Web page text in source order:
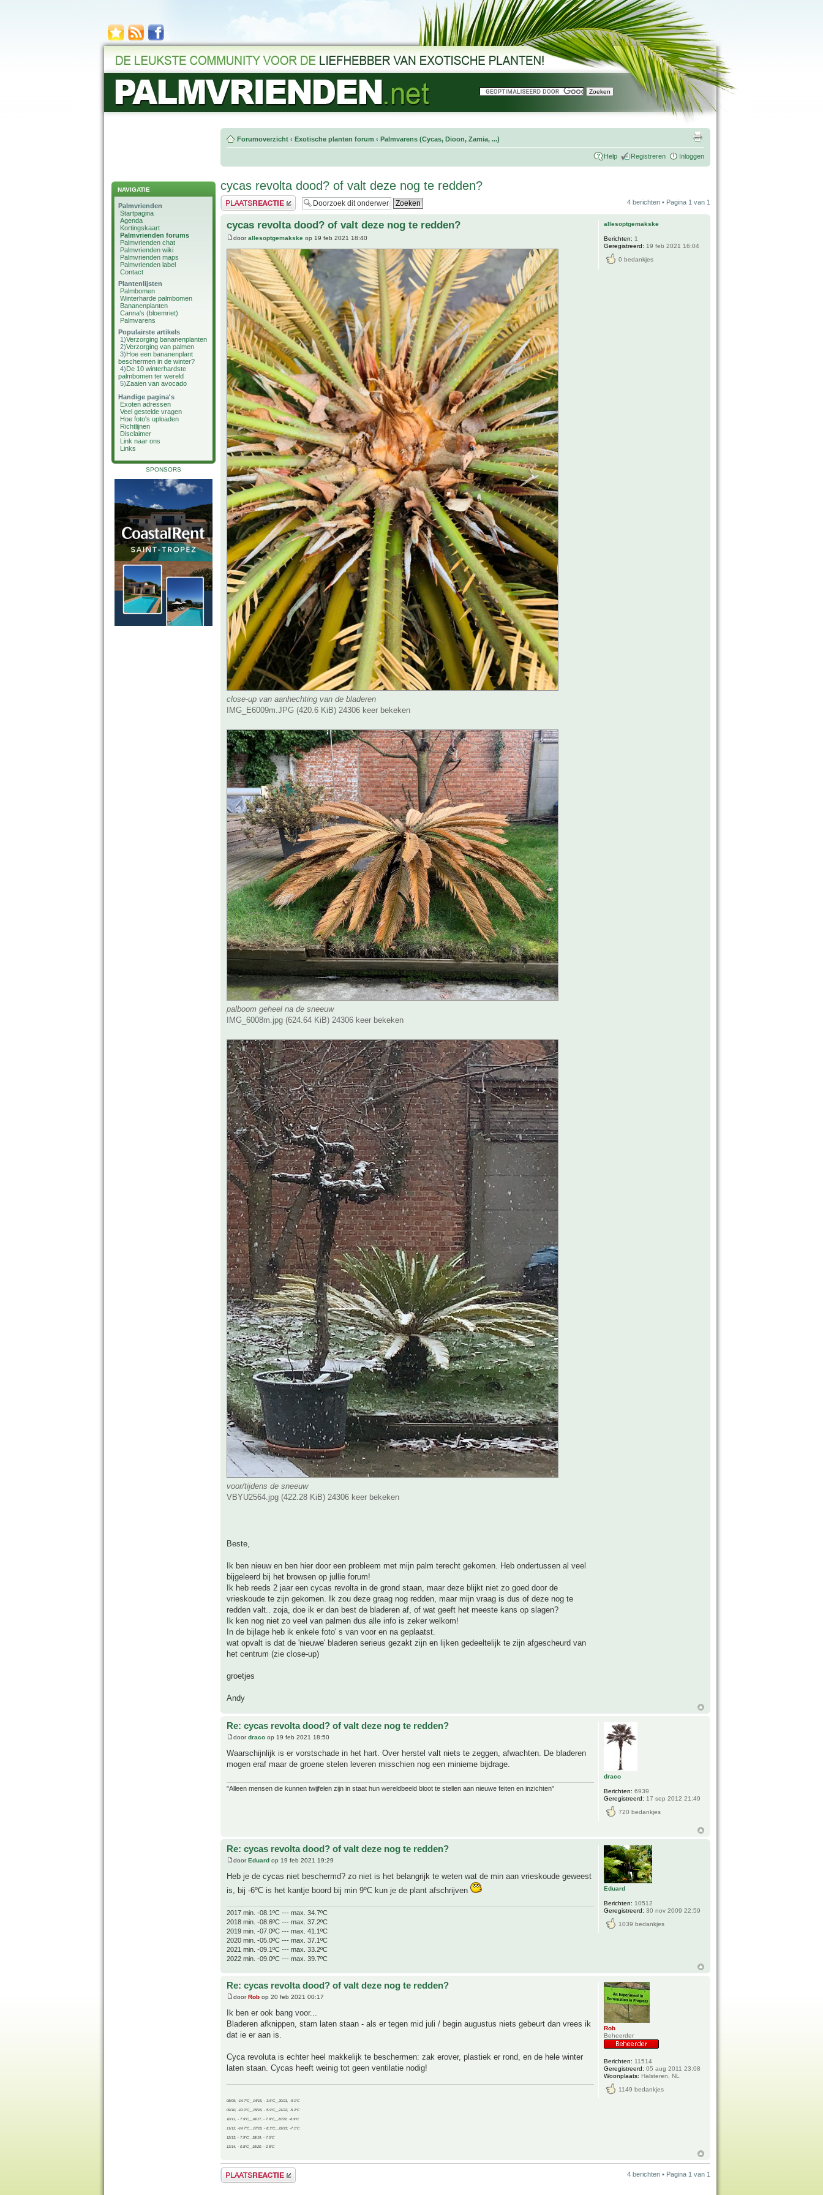
NAVIGATIE
Palmvrienden
Startpagina
Agenda
Kortingskaart
Palmvrienden forums
Palmvrienden chat
Palmvrienden wiki
Palmvrienden maps
Palmvrienden label
Contact
Plantenlijsten
Palmbomen
Winterharde palmbomen
Bananenplanten
Canna's (bloemriet)
Palmvarens
Populairste artikels
1)Verzorging bananenplanten
2)Verzorging van palmen
3)Hoe een bananenplant
beschermen in de winter?
4)De 10 winterhardste
palmbomen ter wereld
5)Zaaien van avocado
Handige pagina's
Exoten adressen
Veel gestelde vragen
Hoe foto's uploaden
Richtlijnen
Disclaimer
Link naar ons
Links
SPONSORS
Forumoverzicht ‹ Exotische planten forum ‹ Palmvarens (Cycas, Dioon, Zamia, ...)
Help Registreren Inloggen
cycas revolta dood? of valt deze nog te redden?
Plaats een reactie 4 berichten • Pagina 1 van 1
cycas revolta dood? of valt deze nog te redden?
doorallesoptgemakske op 19 feb 2021 18:40
close-up van aanhechting van de bladeren
IMG_E6009m.JPG (420.6 KiB) 24306 keer bekeken
palboom geheel na de sneeuw
IMG_6008m.jpg (624.64 KiB) 24306 keer bekeken
voor/tijdens de sneeuw
VBYU2564.jpg (422.28 KiB) 24306 keer bekeken
Beste,
Ik ben nieuw en ben hier door een probleem met mijn palm terecht gekomen. Heb ondertussen al veel
bijgeleerd bij het browsen op jullie forum!
Ik heb reeds 2 jaar een cycas revolta in de grond staan, maar deze blijkt niet zo goed door de
vrieskoude te zijn gekomen. Ik zou deze graag nog redden, maar mijn vraag is dus of deze nog te
redden valt.. zoja, doe ik er dan best de bladeren af, of wat geeft het meeste kans op slagen?
Ik ken nog niet zo veel van palmen dus alle info is zeker welkom!
In de bijlage heb ik enkele foto' s van voor en na geplaatst.
wat opvalt is dat de 'nieuwe' bladeren serieus gezakt zijn en lijken gedeeltelijk te zijn afgescheurd van
het centrum (zie close-up)
groetjes
Andy
allesoptgemakske
Berichten: 1
Geregistreerd: 19 feb 2021 16:04
0 bedankjes
Re: cycas revolta dood? of valt deze nog te redden?
doordraco op 19 feb 2021 18:50
Waarschijnlijk is er vorstschade in het hart. Over herstel valt niets te zeggen, afwachten. De bladeren
mogen eraf maar de groene stelen leveren misschien nog een minieme bijdrage.
"Alleen mensen die kunnen twijfelen zijn in staat hun wereldbeeld bloot te stellen aan nieuwe feiten en inzichten"
draco
Berichten: 6939
Geregistreerd: 17 sep 2012 21:49
720 bedankjes
Re: cycas revolta dood? of valt deze nog te redden?
doorEduard op 19 feb 2021 19:29
Heb je de cycas niet beschermd? zo niet is het belangrijk te weten wat de min aan vrieskoude geweest
is, bij -6ºC is het kantje boord bij min 9ºC kun je de plant afschrijven
2017 min. -08.1ºC --- max. 34.7ºC
2018 min. -08.6ºC --- max. 37.2ºC
2019 min. -07.0ºC --- max. 41.1ºC
2020 min. -05.0ºC --- max. 37.1ºC
2021 min. -09.1ºC --- max. 33.2ºC
2022 min. -09.0ºC --- max. 39.7ºC
Eduard
Berichten: 10512
Geregistreerd: 30 nov 2009 22:59
1039 bedankjes
Re: cycas revolta dood? of valt deze nog te redden?
doorRob op 20 feb 2021 00:17
Ik ben er ook bang voor...
Bladeren afknippen, stam laten staan - als er tegen mid juli / begin augustus niets gebeurt dan vrees ik
dat ie er aan is.
Cyca revoluta is echter heel makkelijk te beschermen: zak erover, plastiek er rond, en de hele winter
laten staan. Cycas heeft weinig tot geen ventilatie nodig!
08/09, -14.7°C__14/15, - 3.6°C__20/21, -9.1°C
09/10, -10.0°C__15/16, - 5.9°C__21/22, -5.2°C
10/11, - 7.9°C__16/17, - 7.9°C__21/22, -6.9°C
11/12, -14.7°C__17/18, - 8.3°C__22/23, -7.1°C
12/13, - 7.9°C__18/19, - 7.5°C
13/14, - 0.8°C__19/20, - 2.8°C
Rob
Beheerder
Berichten: 11514
Geregistreerd: 05 aug 2011 23:08
Woonplaats: Halsteren, NL
1149 bedankjes
Plaats een reactie 4 berichten • Pagina 1 van 1